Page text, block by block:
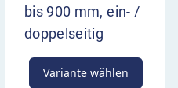
bis 900 mm, ein- /
doppelseitig
Variante wählen